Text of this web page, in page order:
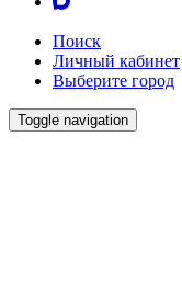
Поиск
Личный кабинет
Выберите город
Toggle navigation